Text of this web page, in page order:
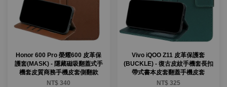
Honor 600 Pro 榮耀600 皮革保
護套(MASK) - 隱藏磁吸翻蓋式手
機套皮質商務手機皮套側翻款
NT$ 340
Vivo iQOO Z11 皮革保護套
(BUCKLE) - 復古皮紋手機套長扣
帶式書本皮套翻蓋手機皮套
NT$ 325